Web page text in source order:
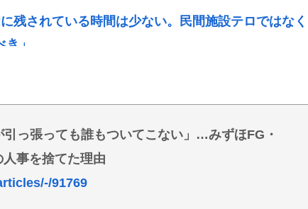
残されている時間は少ない。民間施設テロではなく
」
決定も…発言不可、握手のみ 8月9日長崎の被爆体験
離れ｣が始まった
2011-2019）の成績、流石に擁護できないwww
園を危惧「鍛え上げられた野球球児でも、危ないの
っ張っても誰もついてこない」…みずほFG・
事を捨てた理由
91769